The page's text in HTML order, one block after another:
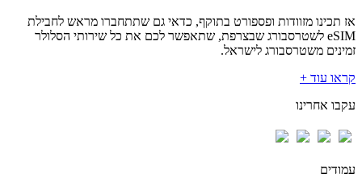
אז תכינו מזוודות ופספורט בתוקף, כדאי גם שתתחברו מראש לחבילת
eSIM לשטרסבורג שבצרפת, שתאפשר לכם את כל שירותי הסלולר
זמינים משטרסבורג לישראל.
קראו עוד +
עקבו אחרינו
עמודים